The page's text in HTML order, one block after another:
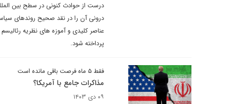
درست از حوادث کنونی در سطح بین
درونی آن را در نقد صحیح روندهای
عناصر کلیدی و آموزه های نظریه
پرداخته شود.
فقط ۵ ماه فرصت باقی مانده است
مذاکرات جامع با آمریکا؟
۰۹ دی ۱۴۰۳